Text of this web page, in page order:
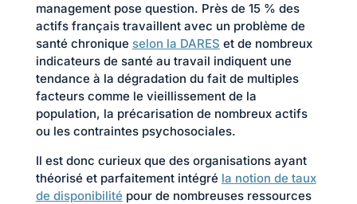
management pose question. Près de 15 % des
actifs français travaillent avec un problème de
santé chronique selon la DARES et de nombreux
indicateurs de santé au travail indiquent une
tendance à la dégradation du fait de multiples
facteurs comme le vieillissement de la
population, la précarisation de nombreux actifs
ou les contraintes psychosociales.
Il est donc curieux que des organisations ayant
théorisé et parfaitement intégré la notion de taux
de disponibilité pour de nombreuses ressources